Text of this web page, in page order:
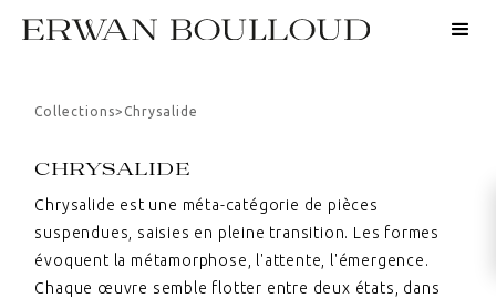
Collections> Chrysalide
CHRYSALIDE
Chrysalide est une méta-catégorie de pièces
suspendues, saisies en pleine transition. Les formes
évoquent la métamorphose, l'attente, l'émergence.
Chaque œuvre semble flotter entre deux états, dans